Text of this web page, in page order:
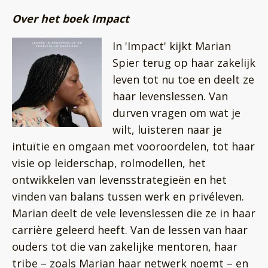
Over het boek Impact
In 'Impact' kijkt Marian
Spier terug op haar zakelijk
leven tot nu toe en deelt ze
haar levenslessen. Van
durven vragen om wat je
wilt, luisteren naar je
intuïtie en omgaan met vooroordelen, tot haar
visie op leiderschap, rolmodellen, het
ontwikkelen van levensstrategieën en het
vinden van balans tussen werk en privéleven.
Marian deelt de vele levenslessen die ze in haar
carrière geleerd heeft. Van de lessen van haar
ouders tot die van zakelijke mentoren, haar
tribe – zoals Marian haar netwerk noemt – en